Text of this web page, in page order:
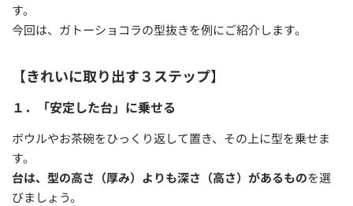
す。
今回は、ガトーショコラの型抜きを例にご紹介します。
【きれいに取り出す３ステップ】
１．「安定した台」に乗せる
ボウルやお茶碗をひっくり返して置き、その上に型を乗せま
す。
台は、型の高さ（厚み）よりも深さ（高さ）があるものを選
びましょう。